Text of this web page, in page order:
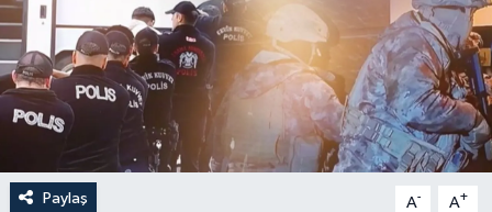
Paylaş A- A+